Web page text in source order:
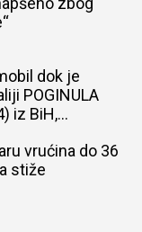
dok je
POGINULA
iz BiH,
vrućina do 36
stiže